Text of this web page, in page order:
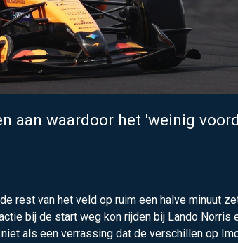
aan waardoor het 'weinig
rest van het veld op ruim een halve minuut
bij de start weg kon rijden bij Lando Norris
als een verrassing dat de verschillen op